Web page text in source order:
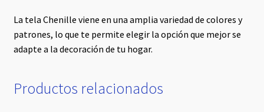
La tela Chenille viene en una amplia variedad de colores y
patrones, lo que te permite elegir la opción que mejor se
adapte a la decoración de tu hogar.
Productos relacionados